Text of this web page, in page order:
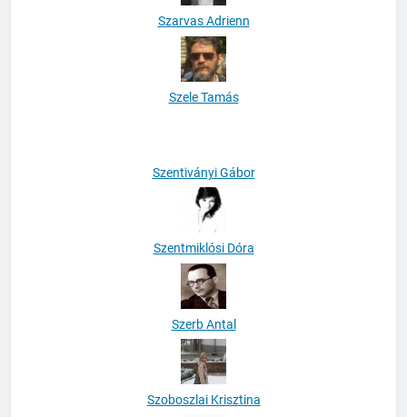
Szarvas Adrienn
Szele Tamás
Szentmiklósi Dóra
Szerb Antal
Szoboszlai Krisztina